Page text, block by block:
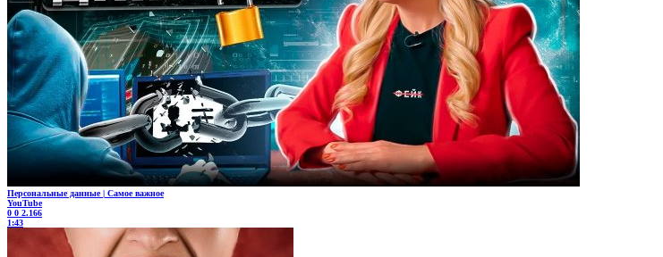
Персональные данные | Самое важное
YouTube
0 0 2.166
1:43